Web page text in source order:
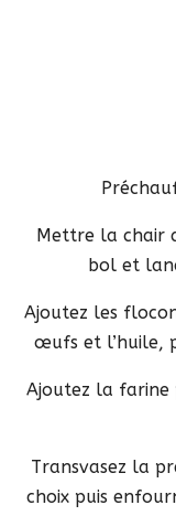
Mettre la chair
bol et
Ajoutez les
œufs et l’huile,
Ajoutez la farine
Transvasez la
choix puis